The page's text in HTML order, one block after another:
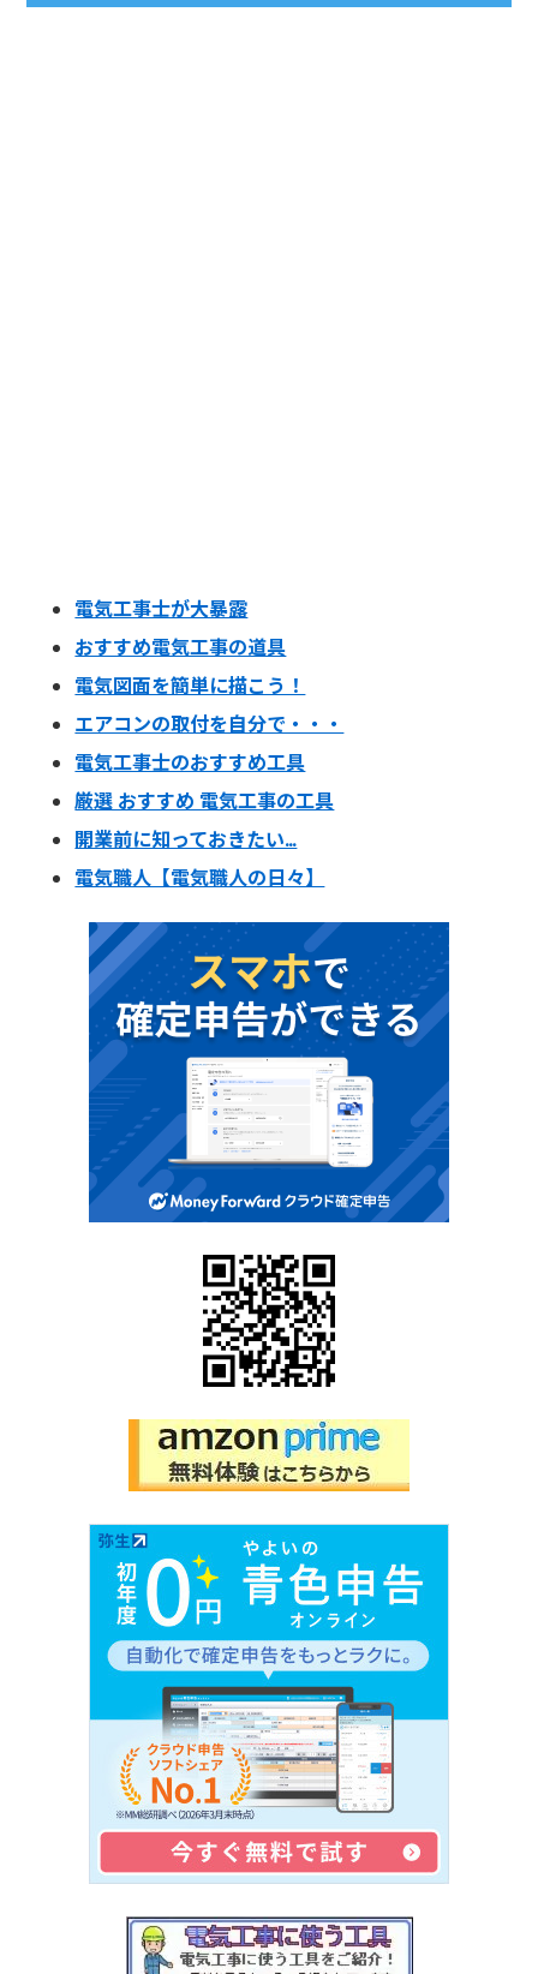
電気工事士が大暴露
おすすめ電気工事の道具
電気図面を簡単に描こう！
エアコンの取付を自分で・・・
電気工事士のおすすめ工具
厳選 おすすめ 電気工事の工具
開業前に知っておきたい…
電気職人【電気職人の日々】